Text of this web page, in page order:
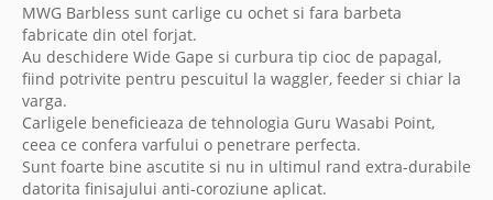
MWG Barbless sunt carlige cu ochet si fara barbeta
fabricate din otel forjat.
Au deschidere Wide Gape si curbura tip cioc de papagal,
fiind potrivite pentru pescuitul la waggler, feeder si chiar la
varga.
Carligele beneficieaza de tehnologia Guru Wasabi Point,
ceea ce confera varfului o penetrare perfecta.
Sunt foarte bine ascutite si nu in ultimul rand extra-durabile
datorita finisajului anti-coroziune aplicat.